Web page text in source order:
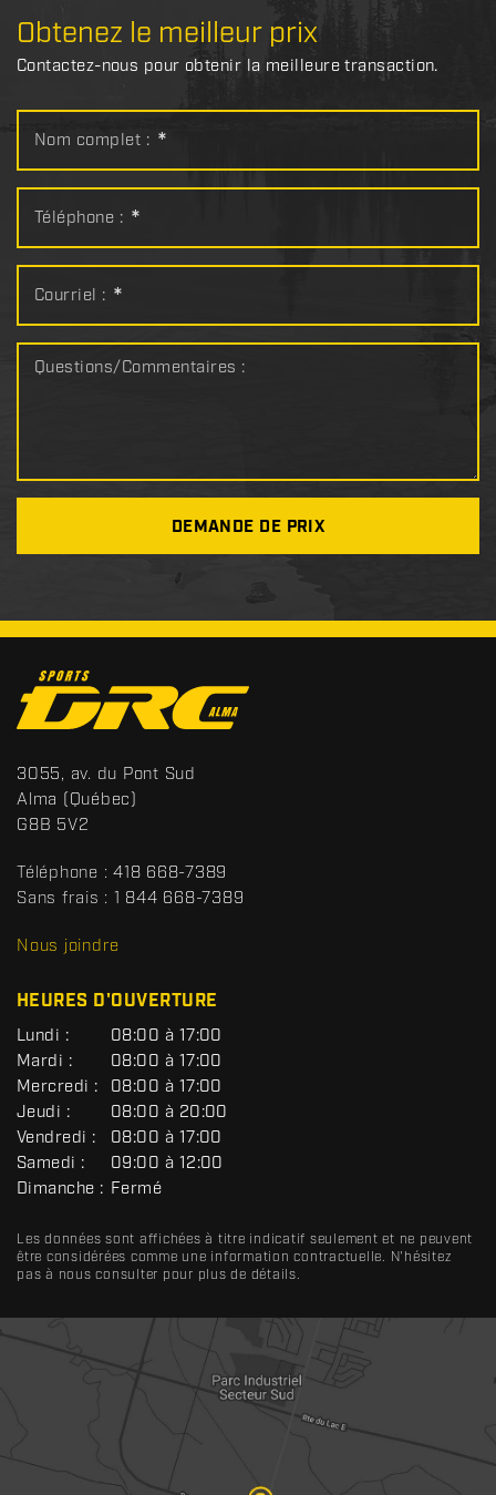
Obtenez le meilleur prix
Contactez-nous pour obtenir la meilleure transaction.
Nom complet : *
Téléphone : *
Courriel : *
Questions/Commentaires :
DEMANDE DE PRIX
o
n
t
a
c
t
S
p
o
t
s
R
3055, av. du Pont Sud
Alma (Québec)
G8B 5V2
Téléphone : 418 668-7389
Sans frais : 1 844 668-7389
Nous joindre
HEURES D'OUVERTURE
G
É
N
É
R
A
L
Lundi :
08:00 à 17:00
Mardi :
08:00 à 17:00
Mercredi :
08:00 à 17:00
Jeudi :
08:00 à 20:00
Vendredi :
08:00 à 17:00
Samedi :
09:00 à 12:00
Dimanche : Fermé
Les données sont affichées à titre indicatif seulement et ne peuvent
être considérées comme une information contractuelle. N'hésitez
pas à nous consulter pour plus de détails.